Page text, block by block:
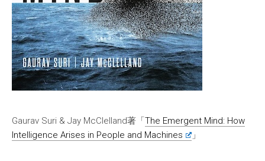
Gaurav Suri & Jay McClelland著「The Emergent Mind: How
Intelligence Arises in People and Machines
」